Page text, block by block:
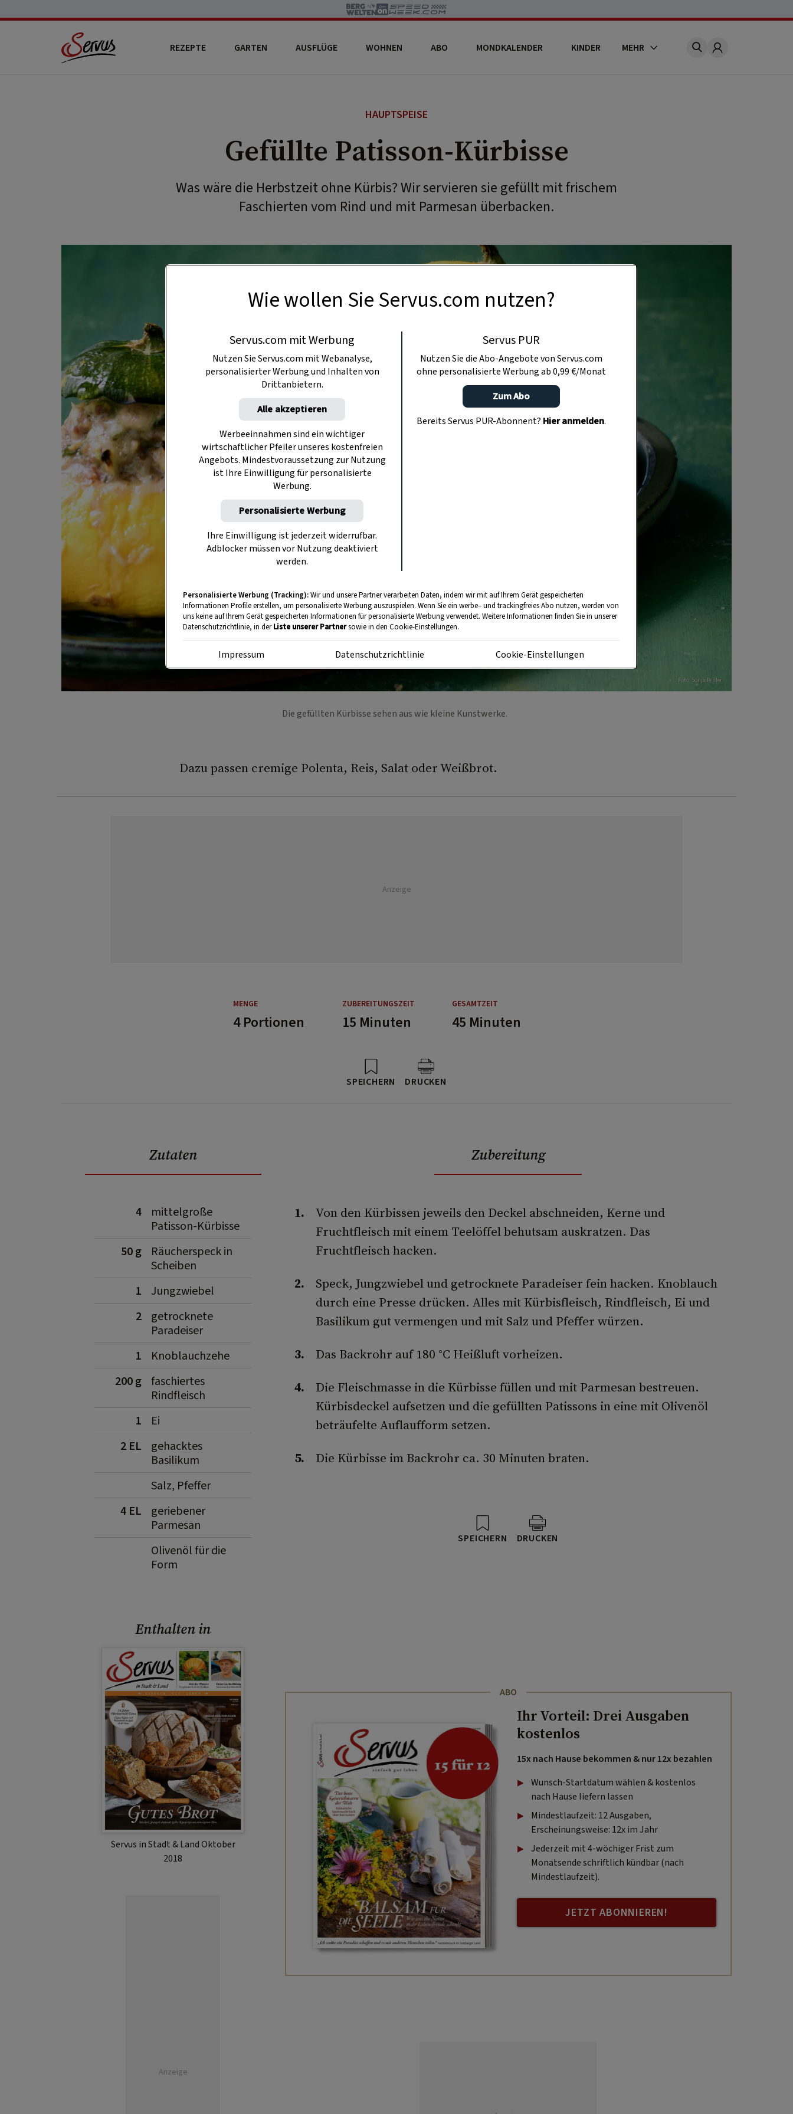
REZEPTE GARTEN AUSFLÜGE WOHNEN ABO MONDKALENDER KINDER MEHR Account
HAUPTSPEISE
Gefüllte Patisson-Kürbisse
Was wäre die Herbstzeit ohne Kürbis? Wir servieren sie gefüllt mit frischem
Faschierten vom Rind und mit Parmesan überbacken.
Foto: Sonja Priller
Die gefüllten Kürbisse sehen aus wie kleine Kunstwerke.
Dazu passen cremige Polenta, Reis, Salat oder Weißbrot.
Anzeige
MENGE ZUBEREITUNGSZEIT GESAMTZEIT
4 Portionen 15 Minuten 45 Minuten
SPEICHERN DRUCKEN
Zutaten
4
mittelgroße
Patisson-Kürbisse
50 g
Räucherspeck in
Scheiben
1
Jungzwiebel
2
getrocknete
Paradeiser
1
Knoblauchzehe
200 g faschiertes
Rindfleisch
1
Ei
2 EL
gehacktes
Basilikum
Salz, Pfeffer
4 EL
geriebener
Parmesan
Olivenöl für die
Form
Enthalten in
Servus in Stadt & Land Oktober
2018
Anzeige
Zubereitung
Von den Kürbissen jeweils den Deckel abschneiden, Kerne und
Fruchtfleisch mit einem Teelöffel behutsam auskratzen. Das
Fruchtfleisch hacken.
Speck, Jungzwiebel und getrocknete Paradeiser fein hacken. Knoblauch
durch eine Presse drücken. Alles mit Kürbisfleisch, Rindfleisch, Ei und
Basilikum gut vermengen und mit Salz und Pfeffer würzen.
Das Backrohr auf 180 °C Heißluft vorheizen.
Die Fleischmasse in die Kürbisse füllen und mit Parmesan bestreuen.
Kürbisdeckel aufsetzen und die gefüllten Patissons in eine mit Olivenöl
beträufelte Auflaufform setzen.
Die Kürbisse im Backrohr ca. 30 Minuten braten.
SPEICHERN DRUCKEN
ABO
Ihr Vorteil: Drei Ausgaben
kostenlos
15x nach Hause bekommen & nur 12x bezahlen
Wunsch-Startdatum wählen & kostenlos
nach Hause liefern lassen
Mindestlaufzeit: 12 Ausgaben,
Erscheinungsweise: 12x im Jahr
Jederzeit mit 4-wöchiger Frist zum
Monatsende schriftlich kündbar (nach
Mindestlaufzeit).
JETZT ABONNIEREN!
Wie wollen Sie Servus.com nutzen?
Servus.com mit Werbung
Nutzen Sie Servus.com mit Webanalyse,
personalisierter Werbung und Inhalten von
Drittanbietern.
Alle akzeptieren
Werbeeinnahmen sind ein wichtiger
wirtschaftlicher Pfeiler unseres kostenfreien
Angebots. Mindestvoraussetzung zur Nutzung
ist Ihre Einwilligung für personalisierte
Werbung.
Personalisierte Werbung
Ihre Einwilligung ist jederzeit widerrufbar.
Adblocker müssen vor Nutzung deaktiviert
werden.
Servus PUR
Nutzen Sie die Abo-Angebote von Servus.com
ohne personalisierte Werbung ab 0,99 €/Monat
Zum Abo
Bereits Servus PUR-Abonnent? Hier anmelden.
Personalisierte Werbung (Tracking):Wir und unsere Partner verarbeiten Daten, indem wir mit auf Ihrem Gerät gespeicherten
Informationen Profile erstellen, um personalisierte Werbung auszuspielen. Wenn Sie ein werbe– und trackingfreies Abo nutzen, werden von
uns keine auf Ihrem Gerät gespeicherten Informationen für personalisierte Werbung verwendet. Weitere Informationen finden Sie in unserer
Datenschutzrichtlinie, in derListe unserer Partnersowie in den Cookie-Einstellungen.
Impressum Datenschutzrichtlinie Cookie-Einstellungen